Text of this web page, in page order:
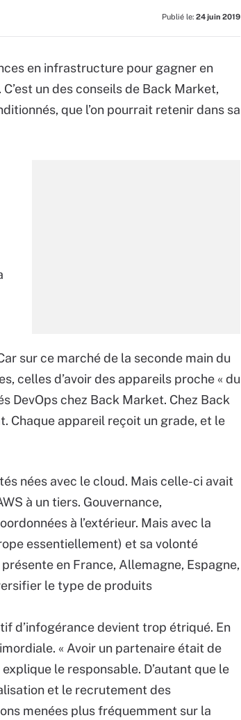
Publié le: 24 juin 2019
en infrastructure pour gagner en
un des conseils de Back Market,
que l’on pourrait retenir dans sa
sur ce marché de la seconde main du
celles d’avoir des appareils proche « du
DevOps chez Back Market. Chez Back
Chaque appareil reçoit un grade, et le
nées avec le cloud. Mais celle-ci avait
à un tiers. Gouvernance,
à l’extérieur. Mais avec la
essentiellement) et sa volonté
en France, Allemagne, Espagne,
le type de produits
d’infogérance devient trop étriqué. En
« Avoir un partenaire était de
le responsable. D’autant que le
et le recrutement des
menées plus fréquemment sur la